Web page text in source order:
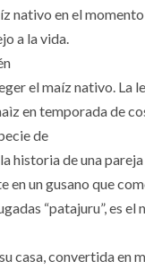
nativo en el
a la vida.
el maíz nativo. La
en temporada de
de
historia de una
en un gusano que
“patajuru”, es
casa, convertida en